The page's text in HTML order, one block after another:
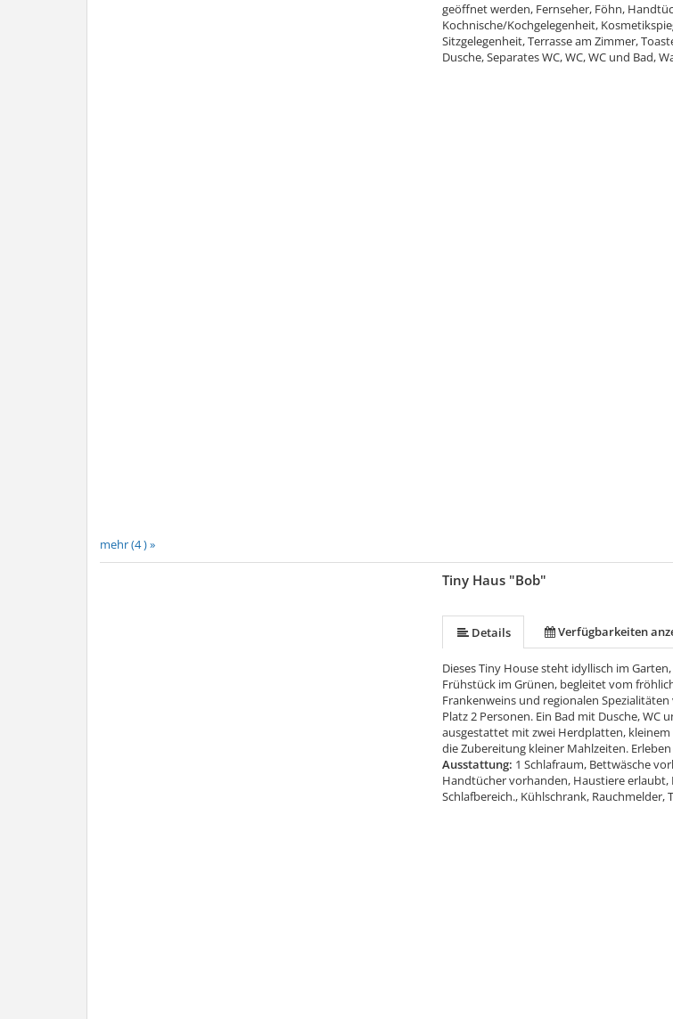
mehr (4 ) »
geöffnet werden, Fernseher, Föhn,
Kochnische/Kochgelegenheit,
Sitzgelegenheit, Terrasse am Zimmer,
Dusche, Separates WC, WC, WC und Bad,
Tiny Haus "Bob"
Details Verfügbarkeiten
Dieses Tiny House steht idyllisch im
Frühstück im Grünen, begleitet vom
Frankenweins und regionalen
Platz 2 Personen. Ein Bad mit Dusche,
ausgestattet mit zwei Herdplatten, kleinem
die Zubereitung kleiner Mahlzeiten.
Ausstattung: 1 Schlafraum, Bettwäsche
Handtücher vorhanden, Haustiere
Schlafbereich., Kühlschrank, Rauchmelder,